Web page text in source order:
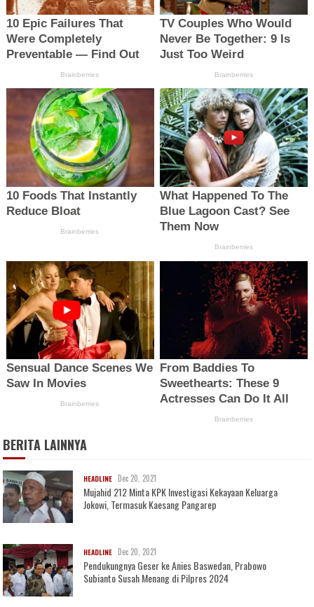
BERITA LAINNYA
HEADLINE Dec 20, 2021
Mujahid 212 Minta KPK Investigasi Kekayaan Keluarga
Jokowi, Termasuk Kaesang Pangarep
HEADLINE Dec 20, 2021
Pendukungnya Geser ke Anies Baswedan, Prabowo
Subianto Susah Menang di Pilpres 2024